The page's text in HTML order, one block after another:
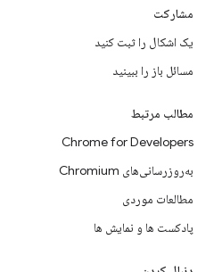
مشارکت
یک اشکال را ثبت کنید
مسائل باز را ببینید
مطالب مرتبط
Chrome for Developers
به‌روزرسانی‌های Chromium
مطالعات موردی
پادکست ها و نمایش ها